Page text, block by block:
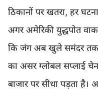
ठिकानों पर खतरा, हर
अगर अमेरिकी युद्धपोत
कि जंग अब खुले समंदर
का असर ग्लोबल सप्लाई
बाजार पर सीधा पड़ता